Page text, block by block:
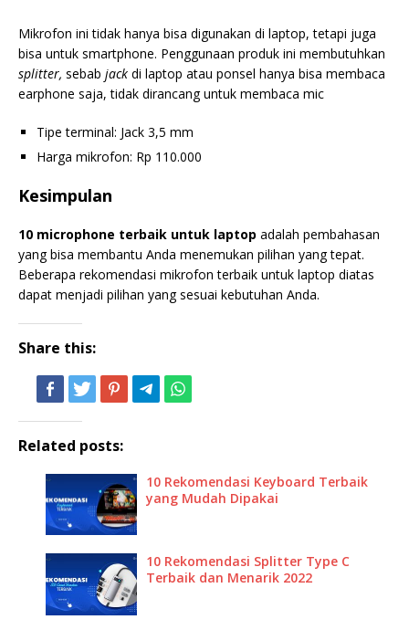
Mikrofon ini tidak hanya bisa digunakan di laptop, tetapi juga
bisa untuk smartphone. Penggunaan produk ini membutuhkan
splitter, sebab jack di laptop atau ponsel hanya bisa membaca
earphone saja, tidak dirancang untuk membaca mic
Tipe terminal: Jack 3,5 mm
Harga mikrofon: Rp 110.000
Kesimpulan
10 microphone terbaik untuk laptop adalah pembahasan
yang bisa membantu Anda menemukan pilihan yang tepat.
Beberapa rekomendasi mikrofon terbaik untuk laptop diatas
dapat menjadi pilihan yang sesuai kebutuhan Anda.
Share this:
Related posts:
10 Rekomendasi Keyboard Terbaik
yang Mudah Dipakai
10 Rekomendasi Splitter Type C
Terbaik dan Menarik 2022